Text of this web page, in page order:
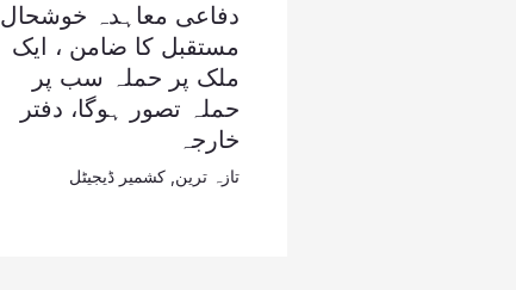
دفاعی معاہدہ خوشحال
مستقبل کا ضامن ، ایک
ملک پر حملہ سب پر
حملہ تصور ہوگا، دفتر
خارجہ
تازہ ترین کشمیر ڈیجیٹل